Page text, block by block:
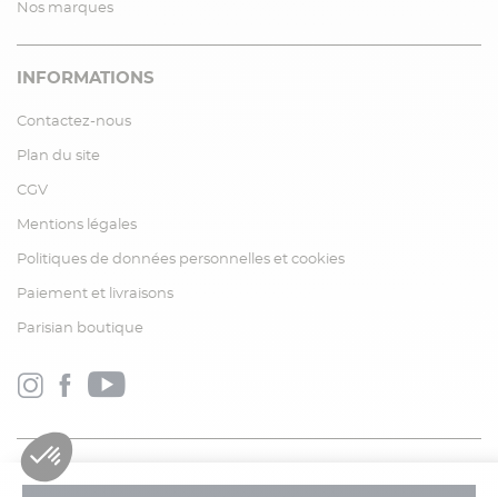
Nos marques
INFORMATIONS
Contactez-nous
Plan du site
CGV
Mentions légales
Politiques de données personnelles et cookies
Paiement et livraisons
Parisian boutique